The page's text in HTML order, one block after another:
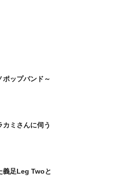
ポップバンド～
カミさんに伺う
義足Leg Twoと